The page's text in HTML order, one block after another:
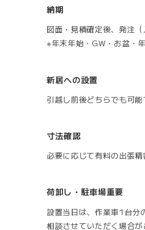
納期
図面・見積確定後、発注
※年末年始・GW・お盆・
新居への設置
引越し前後どちらでも可
寸法確認
必要に応じて有料の出張精
荷卸し・駐車場重要
設置当日は、作業車1台分
相談させていただく場合が